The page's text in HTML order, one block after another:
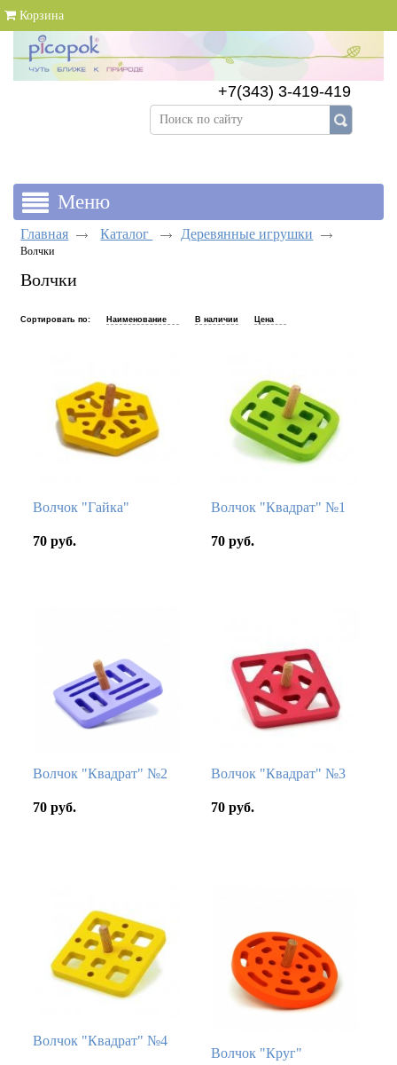
+7(343) 3-419-419
+7(343) 383-89-69
Корзина
Главная Каталог Деревянные игрушки
Волчки
Волчки
Сортировать по: Наименование В наличии Цена
Волчок "Гайка"
70 руб.
Волчок "Квадрат" №1
70 руб.
Волчок "Квадрат" №2
70 руб.
Волчок "Квадрат" №3
70 руб.
Волчок "Квадрат" №4
Волчок "Круг"